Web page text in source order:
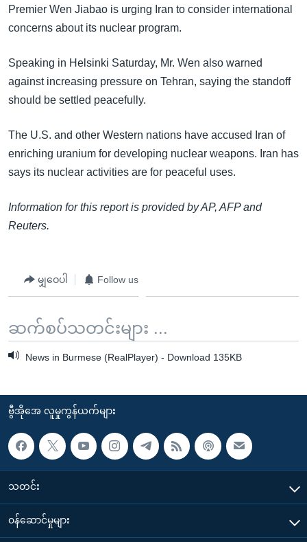
Premier Wen Jiabao is urging Iran to consider international
concerns about its nuclear program.
Speaking in Helsinki Saturday, Mr. Wen also warned
against increasing pressure on Tehran, saying the standoff
should be settled peacefully.
The U.S. and other Western nations have accused Iran of
enriching uranium for developing nuclear weapons. Iran has
says its nuclear activities are for peaceful uses.
Information for this report is provided by AP, AFP and
Reuters.
မျှဝေပါ Follow us
ဆက်စပ်သတင်းများ ...
News in Burmese (RealPlayer) - Download 135KB
ဗွီအိုအေ လူမှုကွန်ယက်များ
သတင်း
၀န်ဆောင်မှုများ